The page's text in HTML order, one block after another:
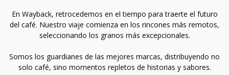
En Wayback, retrocedemos en el tiempo para traerte el futuro
del café. Nuestro viaje comienza en los rincones más remotos,
seleccionando los granos más excepcionales.
Somos los guardianes de las mejores marcas, distribuyendo no
solo café, sino momentos repletos de historias y sabores.